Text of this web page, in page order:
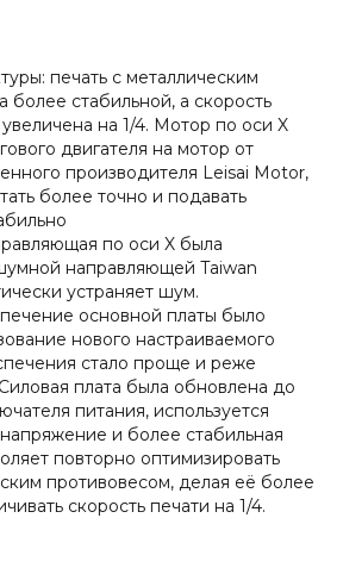
печать с металлическим
более стабильной, а скорость
на 1/4. Мотор по оси X
двигателя на мотор от
производителя Leisai Motor,
более точно и подавать
по оси X была
направляющей Taiwan
устраняет шум.
основной платы было
нового настраиваемого
стало проще и реже
плата была обновлена до
питания, используется
и более стабильная
повторно оптимизировать
противовесом, делая её более
скорость печати на 1/4.